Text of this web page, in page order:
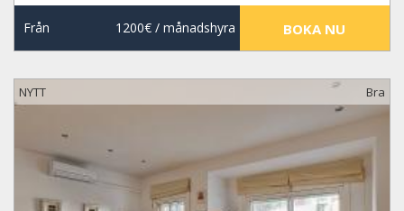
Från 1200€/ månadshyra BOKA NU
NYTT Bra